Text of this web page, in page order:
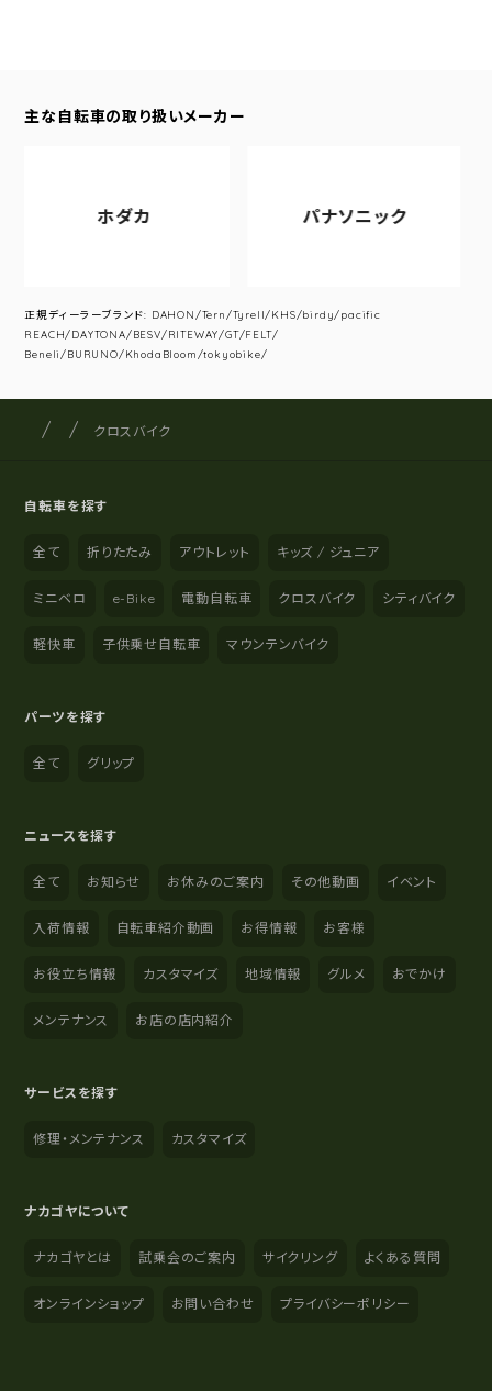
主な自転車の取り扱いメーカー
ホダカ パナソニック
正規ディーラーブランド: DAHON/Tern/Tyrell/KHS/birdy/pacific
REACH/DAYTONA/BESV/RITEWAY/GT/FELT/
Beneli/BURUNO/KhodaBloom/tokyobike/
サイト内の現在地
サイクルショップナカゴヤ
クロスバイク
自転車を探す
全て 折りたたみ アウトレット キッズ / ジュニア
ミニベロ e-Bike 電動自転車 クロスバイク シティバイク
軽快車 子供乗せ自転車 マウンテンバイク
パーツを探す
全て グリップ
ニュースを探す
全て お知らせ お休みのご案内 その他動画 イベント
入荷情報 自転車紹介動画 お得情報 お客様
お役立ち情報 カスタマイズ 地域情報 グルメ おでかけ
メンテナンス お店の店内紹介
サービスを探す
修理・メンテナンス カスタマイズ
ナカゴヤについて
ナカゴヤとは 試乗会のご案内 サイクリング よくある質問
オンラインショップ お問い合わせ プライバシーポリシー